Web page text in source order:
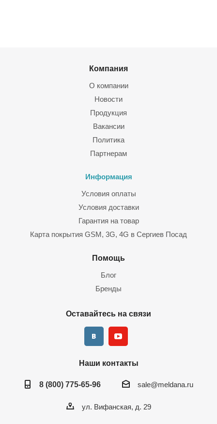
Компания
О компании
Новости
Продукция
Вакансии
Политика
Партнерам
Информация
Условия оплаты
Условия доставки
Гарантия на товар
Карта покрытия GSM, 3G, 4G в Сергиев Посад
Помощь
Блог
Бренды
Оставайтесь на связи
Наши контакты
8 (800) 775-65-96 sale@meldana.ru
ул. Вифанская, д. 29